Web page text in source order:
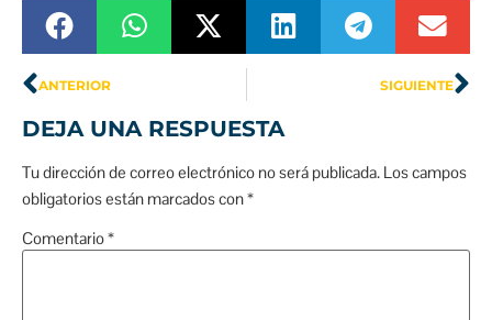
ANTERIOR SIGUIENTE
DEJA UNA RESPUESTA
Tu dirección de correo electrónico no será publicada. Los campos
obligatorios están marcados con*
Comentario*